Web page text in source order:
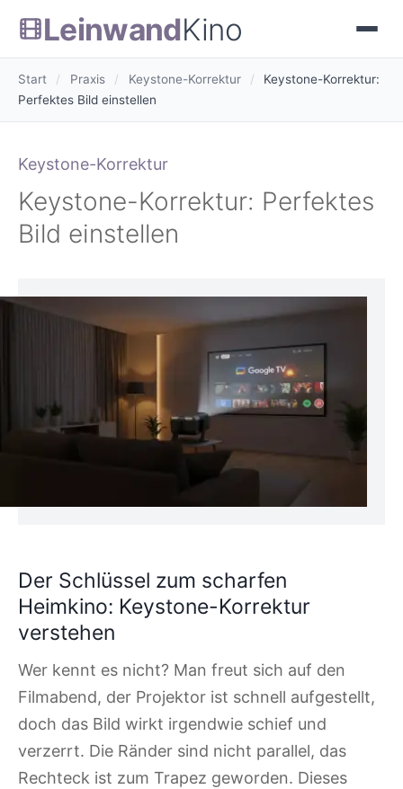
LeinwandKino
Start / Praxis / Keystone-Korrektur /
Keystone-Korrektur:
Perfektes Bild einstellen
Keystone-Korrektur
Keystone-Korrektur: Perfektes
Bild einstellen
Der Schlüssel zum scharfen
Heimkino: Keystone-Korrektur
verstehen
Wer kennt es nicht? Man freut sich auf den
Filmabend, der Projektor ist schnell aufgestellt,
doch das Bild wirkt irgendwie schief und
verzerrt. Die Ränder sind nicht parallel, das
Rechteck ist zum Trapez geworden. Dieses